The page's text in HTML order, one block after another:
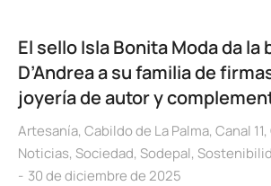
El sello Isla Bonita Moda da la
D’Andrea a su familia de
joyería de autor y
Artesanía, Cabildo de La Palma, Canal 11,
Noticias, Sociedad, Sodepal,
30 de diciembre de 2025